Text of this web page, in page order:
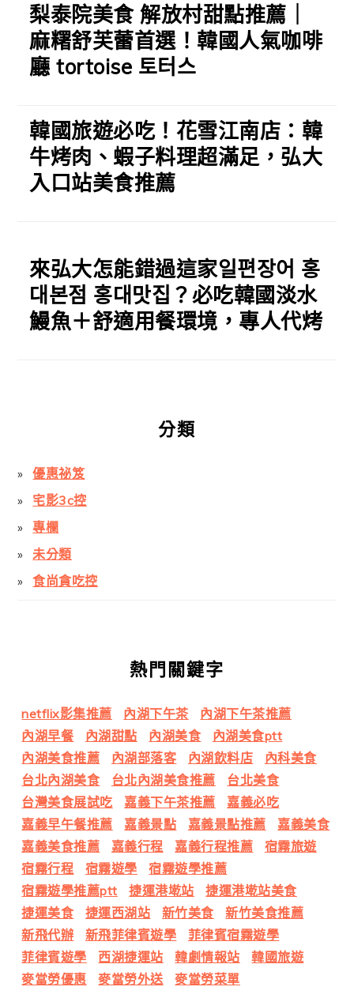
梨泰院美食 解放村甜點推薦｜
麻糬舒芙蕾首選！韓國人氣咖啡
廳 tortoise 토터스
韓國旅遊必吃！花雪江南店：韓
牛烤肉、蝦子料理超滿足，弘大
入口站美食推薦
來弘大怎能錯過這家일편장어 홍
대본점 홍대맛집？必吃韓國淡水
鰻魚＋舒適用餐環境，專人代烤
分類
優惠祕笈
宅影3c控
專欄
未分類
食尚貪吃控
熱門關鍵字
netflix影集推薦 內湖下午茶
內湖下午茶推薦
內湖早餐
內湖甜點 內湖美食
內湖美食ptt
內湖美食推薦
內湖部落客 內湖飲料店
內科美食
台北內湖美食
台北內湖美食推薦
台北美食
台灣美食展試吃
嘉義下午茶推薦
嘉義必吃
嘉義早午餐推薦
嘉義景點 嘉義景點推薦
嘉義美食
嘉義美食推薦
嘉義行程 嘉義行程推薦
宿霧旅遊
宿霧行程
宿霧遊學
宿霧遊學推薦
宿霧遊學推薦ptt
捷運港墘站
捷運港墘站美食
捷運美食
捷運西湖站 新竹美食
新竹美食推薦
新飛代辦
新飛菲律賓遊學
菲律賓宿霧遊學
菲律賓遊學
西湖捷運站 韓劇情報站
韓國旅遊
麥當勞優惠
麥當勞外送 麥當勞菜單